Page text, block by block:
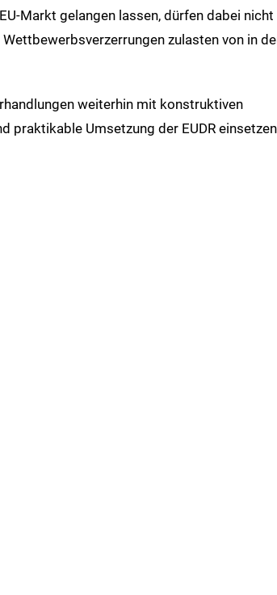
Markt gelangen lassen, dürfen dabei nicht
zulasten von in
weiterhin mit konstruktiven
praktikable Umsetzung der EUDR